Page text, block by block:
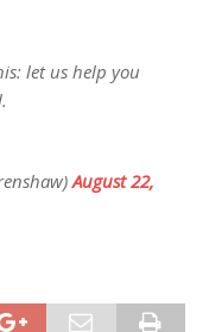
let us help you
August 22,